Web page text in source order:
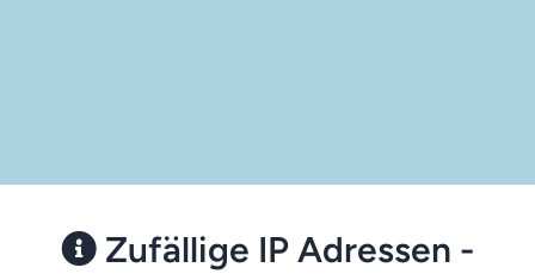
Zufällige IP Adressen -